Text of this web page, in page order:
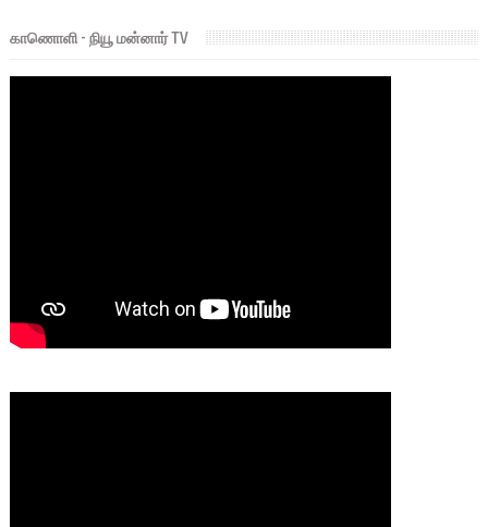
காணொளி - நியூ மன்னார் TV